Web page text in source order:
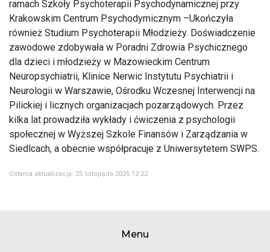
ramach Szkoły Psychoterapii Psychodynamicznej przy
Krakowskim Centrum Psychodymicznym –Ukończyła
również Studium Psychoterapii Młodzieży. Doświadczenie
zawodowe zdobywała w Poradni Zdrowia Psychicznego
dla dzieci i młodzieży w Mazowieckim Centrum
Neuropsychiatrii, Klinice Nerwic Instytutu Psychiatrii i
Neurologii w Warszawie, Ośrodku Wczesnej Interwencji na
Pilickiej i licznych organizacjach pozarządowych. Przez
kilka lat prowadziła wykłady i ćwiczenia z psychologii
społecznej w Wyższej Szkole Finansów i Zarządzania w
Siedlcach, a obecnie współpracuje z Uniwersytetem SWPS.
Ostania aktualizacja: 25 listopada 2025 12:22
Menu